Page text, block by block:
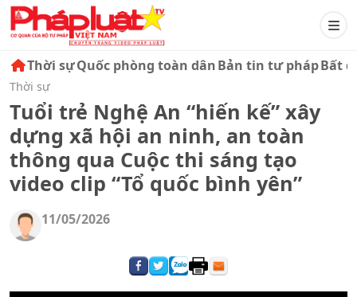
Thời sựQuốc phòng toàn dânBản tin tư phápBất
Thời sự
Tuổi trẻ Nghệ An “hiến kế” xây
dựng xã hội an ninh, an toàn
thông qua Cuộc thi sáng tạo
video clip “Tổ quốc bình yên”
11/05/2026